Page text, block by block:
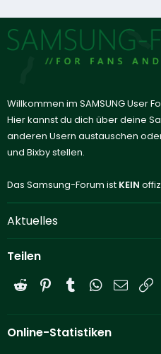
Willkommen im SAMSUNG User
Hier kannst du dich über deine
anderen Usern austauschen
und Bixby stellen.
Das Samsung-Forum ist KEIN
Aktuelles
Teilen
Reddit PinterestTumblrWhatsApp
E-Mail
Online-Statistiken